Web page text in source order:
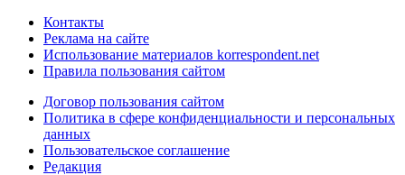
Контакты
Реклама на сайте
Использование материалов korrespondent.net
Правила пользования сайтом
Договор пользования сайтом
Политика в сфере конфиденциальности и персональных
данных
Пользовательское соглашение
Редакция